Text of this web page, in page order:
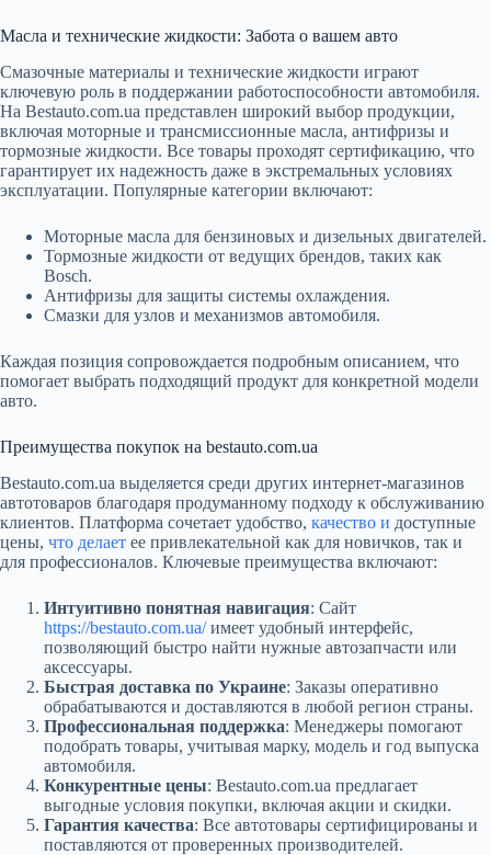
Масла и технические жидкости: Забота о вашем авто
Смазочные материалы и технические жидкости играют
ключевую роль в поддержании работоспособности автомобиля.
На Bestauto.com.ua представлен широкий выбор продукции,
включая моторные и трансмиссионные масла, антифризы и
тормозные жидкости. Все товары проходят сертификацию, что
гарантирует их надежность даже в экстремальных условиях
эксплуатации. Популярные категории включают:
Моторные масла для бензиновых и дизельных двигателей.
Тормозные жидкости от ведущих брендов, таких как
Bosch.
Антифризы для защиты системы охлаждения.
Смазки для узлов и механизмов автомобиля.
Каждая позиция сопровождается подробным описанием, что
помогает выбрать подходящий продукт для конкретной модели
авто.
Преимущества покупок на bestauto.com.ua
Bestauto.com.ua выделяется среди других интернет-магазинов
автотоваров благодаря продуманному подходу к обслуживанию
клиентов. Платформа сочетает удобство, качество и доступные
цены, что делает ее привлекательной как для новичков, так и
для профессионалов. Ключевые преимущества включают:
Интуитивно понятная навигация: Сайт
https://bestauto.com.ua/имеет удобный интерфейс,
позволяющий быстро найти нужные автозапчасти или
аксессуары.
Быстрая доставка по Украине: Заказы оперативно
обрабатываются и доставляются в любой регион страны.
Профессиональная поддержка: Менеджеры помогают
подобрать товары, учитывая марку, модель и год выпуска
автомобиля.
Конкурентные цены: Bestauto.com.ua предлагает
выгодные условия покупки, включая акции и скидки.
Гарантия качества: Все автотовары сертифицированы и
поставляются от проверенных производителей.